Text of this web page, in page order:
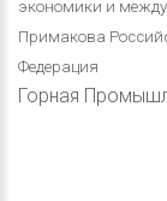
экономики и
Примакова
Федерация
Горная